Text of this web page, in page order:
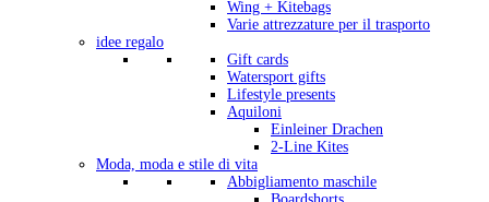
Wing + Kitebags
Varie attrezzature per il trasporto
idee regalo
Gift cards
Watersport gifts
Lifestyle presents
Aquiloni
Einleiner Drachen
2-Line Kites
Moda, moda e stile di vita
Abbigliamento maschile